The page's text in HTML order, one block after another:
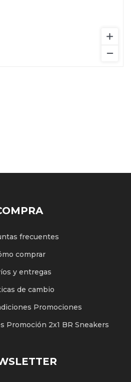
frecuentes
comprar
y entregas
de cambio
Promociones
Promoción 2x1 BR Sneakers